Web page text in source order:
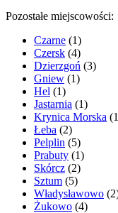
Pozostałe miejscowości:
Czarne (1)
Czersk (4)
Dzierzgoń (3)
Gniew (1)
Hel (1)
Jastarnia (1)
Krynica Morska
Łeba (2)
Pelplin (5)
Prabuty (1)
Skórcz (2)
Sztum (5)
Władysławowo
Żukowo (4)